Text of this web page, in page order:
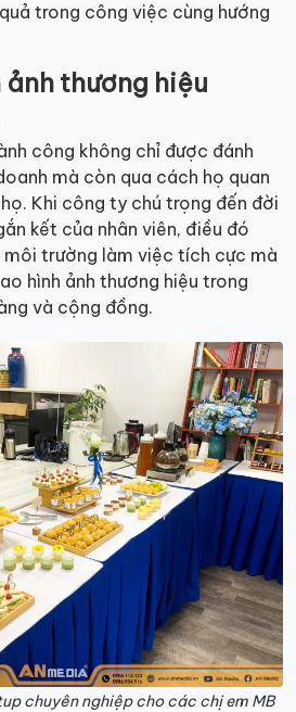
trong công việc cùng hướng
ảnh thương hiệu
công không chỉ được đánh
mà còn qua cách họ quan
Khi công ty chú trọng đến đời
kết của nhân viên, điều đó
trường làm việc tích cực mà
hình ảnh thương hiệu trong
và cộng đồng.
chuyên nghiệp cho các chị em MB